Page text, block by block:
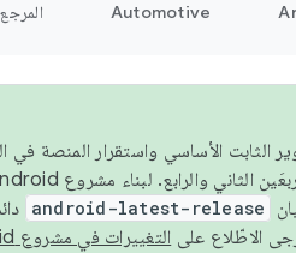
Automotive المرجع
نموذج التطوير الثابت الأساسي واستقرار
android-latest-release
التغييرات في مشروع Android مفتوح المصدر